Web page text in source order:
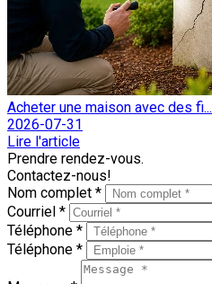
Acheter une maison avec des fi...
2026-07-31
Lire l'article
Prendre rendez-vous.
Contactez-nous!
Nom complet *
Courriel *
Téléphone *
Téléphone *